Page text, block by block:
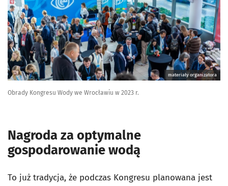
materiały organizatora
Obrady Kongresu Wody we Wrocławiu w 2023 r.
Nagroda za optymalne
gospodarowanie wodą
To już tradycja, że podczas Kongresu planowana jest